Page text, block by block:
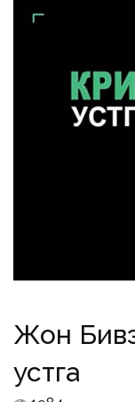
Жон
устга